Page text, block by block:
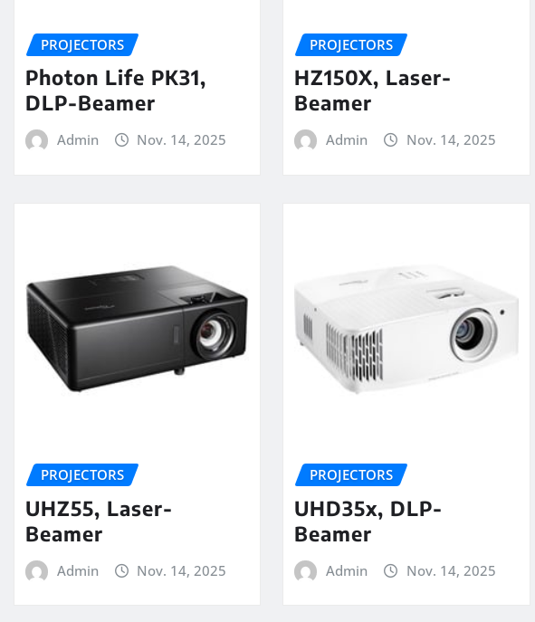
PROJECTORS
Photon Life PK31,
DLP-Beamer
Admin Nov. 14, 2025
PROJECTORS
HZ150X, Laser-
Beamer
Admin Nov. 14, 2025
PROJECTORS
UHZ55, Laser-
Beamer
Admin Nov. 14, 2025
PROJECTORS
UHD35x, DLP-
Beamer
Admin Nov. 14, 2025